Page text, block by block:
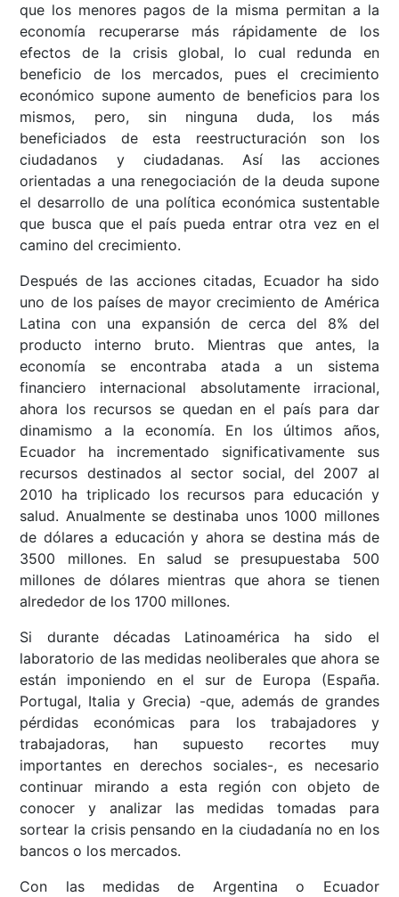
que los menores pagos de la misma permitan a la
economía recuperarse más rápidamente de los
efectos de la crisis global, lo cual redunda en
beneficio de los mercados, pues el crecimiento
económico supone aumento de beneficios para los
mismos, pero, sin ninguna duda, los más
beneficiados de esta reestructuración son los
ciudadanos y ciudadanas. Así las acciones
orientadas a una renegociación de la deuda supone
el desarrollo de una política económica sustentable
que busca que el país pueda entrar otra vez en el
camino del crecimiento.
Después de las acciones citadas, Ecuador ha sido
uno de los países de mayor crecimiento de América
Latina con una expansión de cerca del 8% del
producto interno bruto. Mientras que antes, la
economía se encontraba atada a un sistema
financiero internacional absolutamente irracional,
ahora los recursos se quedan en el país para dar
dinamismo a la economía. En los últimos años,
Ecuador ha incrementado significativamente sus
recursos destinados al sector social, del 2007 al
2010 ha triplicado los recursos para educación y
salud. Anualmente se destinaba unos 1000 millones
de dólares a educación y ahora se destina más de
3500 millones. En salud se presupuestaba 500
millones de dólares mientras que ahora se tienen
alrededor de los 1700 millones.
Si durante décadas Latinoamérica ha sido el
laboratorio de las medidas neoliberales que ahora se
están imponiendo en el sur de Europa (España.
Portugal, Italia y Grecia) -que, además de grandes
pérdidas económicas para los trabajadores y
trabajadoras, han supuesto recortes muy
importantes en derechos sociales-, es necesario
continuar mirando a esta región con objeto de
conocer y analizar las medidas tomadas para
sortear la crisis pensando en la ciudadanía no en los
bancos o los mercados.
Con las medidas de Argentina o Ecuador